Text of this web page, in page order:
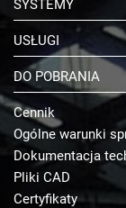
SYSTEMY
USŁUGI
DO POBRANIA
Cennik
Ogólne warunki
Dokumentacja
Pliki CAD
Certyfikaty